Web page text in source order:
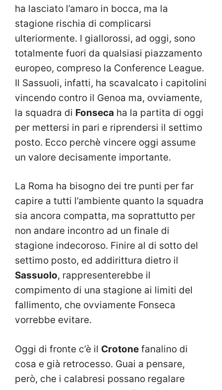
ha lasciato l’amaro in bocca, ma la
stagione rischia di complicarsi
ulteriormente. I giallorossi, ad oggi, sono
totalmente fuori da qualsiasi piazzamento
europeo, compreso la Conference League.
Il Sassuoli, infatti, ha scavalcato i capitolini
vincendo contro il Genoa ma, ovviamente,
la squadra di Fonseca ha la partita di oggi
per mettersi in pari e riprendersi il settimo
posto. Ecco perchè vincere oggi assume
un valore decisamente importante.
La Roma ha bisogno dei tre punti per far
capire a tutti l’ambiente quanto la squadra
sia ancora compatta, ma soprattutto per
non andare incontro ad un finale di
stagione indecoroso. Finire al di sotto del
settimo posto, ed addirittura dietro il
Sassuolo, rappresenterebbe il
compimento di una stagione ai limiti del
fallimento, che ovviamente Fonseca
vorrebbe evitare.
Oggi di fronte c’è il Crotone fanalino di
cosa e già retrocesso. Guai a pensare,
però, che i calabresi possano regalare